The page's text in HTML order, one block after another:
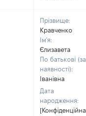
Прізвище:
Кравченко
Ім'я:
Єлизавета
По батькові (за
наявності):
Іванівна
Дата
народження:
[Конфіденційна